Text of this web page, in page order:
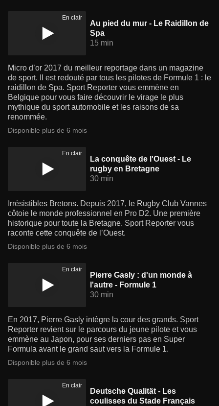
En clair
Au pied du mur - Le Raidillon de
Spa
15 min
Micro d’or 2017 du meilleur reportage dans un magazine
de sport. Il est redouté par tous les pilotes de Formule 1 : le
raidillon de Spa. Sport Reporter vous emmène en
Belgique pour vous faire découvrir le virage le plus
mythique du sport automobile et les raisons de sa
renommée.
Disponible plus de 6 mois
En clair
La conquête de l'Ouest - Le
rugby en Bretagne
30 min
Irrésistibles Bretons. Depuis 2017, le Rugby Club Vannes
côtoie le monde professionnel en Pro D2. Une première
historique pour toute la Bretagne. Sport Reporter vous
raconte cette conquête de l’Ouest.
Disponible plus de 6 mois
En clair
Pierre Gasly : d'un monde à
l'autre - Formule 1
30 min
En 2017, Pierre Gasly intègre la cour des grands. Sport
Reporter revient sur le parcours du jeune pilote et vous
emmène au Japon, pour ses derniers pas en Super
Formula avant le grand saut vers la Formule 1.
Disponible plus de 6 mois
En clair
Deutsche Qualität - Les
coulisses du Stade Français